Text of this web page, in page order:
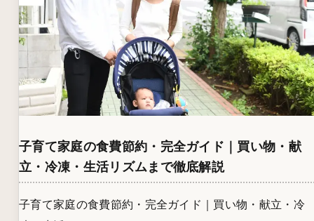
子育て家庭の食費節約・完全ガイド｜買い物・献
立・冷凍・生活リズムまで徹底解説
子育て家庭の食費節約・完全ガイド｜買い物・献立・冷